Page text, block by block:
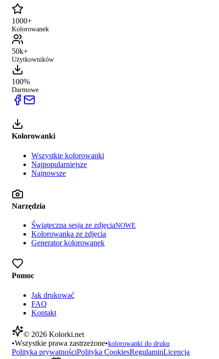
1000+
Kolorowanek
50k+
Użytkowników
100%
Darmowe
Kolorowanki
Wszystkie kolorowanki
Najpopularniejsze
Najnowsze
Narzędzia
Świąteczna sesja ze zdjęciaNOWE
Kolorowanka ze zdjęcia
Generator kolorowanek
Pomoc
Jak drukować
FAQ
Kontakt
© 2026 Kolorki.net
•Wszystkie prawa zastrzeżone•kolorowanki do druku
Polityka prywatnościPolityka CookiesRegulaminLicencja